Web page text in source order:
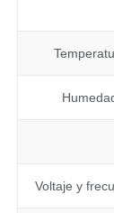
Voltaje y